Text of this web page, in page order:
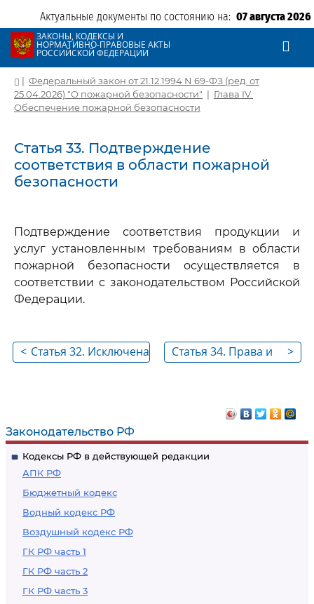
Актуальные документы по состоянию на: 07 августа 2026
ЗАКОНЫ, КОДЕКСЫ И
НОРМАТИВНО-ПРАВОВЫЕ АКТЫ
РОССИЙСКОЙ ФЕДЕРАЦИИ
Законодательство РФ
Кодексы РФ в действующей редакции
АПК РФ
Бюджетный кодекс
Водный кодекс РФ
Воздушный кодекс РФ
ГК РФ часть 1
ГК РФ часть 2
ГК РФ часть 3
| Федеральный закон от 21.12.1994 N 69-ФЗ (ред. от
25.04.2026) "О пожарной безопасности" | Глава IV.
Обеспечение пожарной безопасности
Статья 33. Подтверждение
соответствия в области пожарной
безопасности
Подтверждение соответствия продукции и
услуг установленным требованиям в области
пожарной безопасности осуществляется в
соответствии с законодательством Российской
Федерации.
< Статья 32. Исключена >
Статья 34. Права и
пожарной
безопасности